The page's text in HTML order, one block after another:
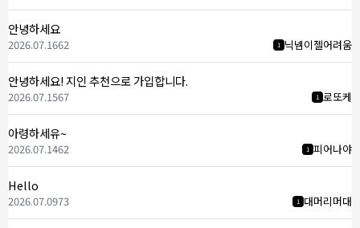
안녕하세요
1 닉넴이젤어려움
2026.07.1662
안녕하세요! 지인 추천으로 가입합니다.
1 로또케
2026.07.1567
아령하세유~
1 피어나야
2026.07.1462
Hello
1 대머리머대
2026.07.0973